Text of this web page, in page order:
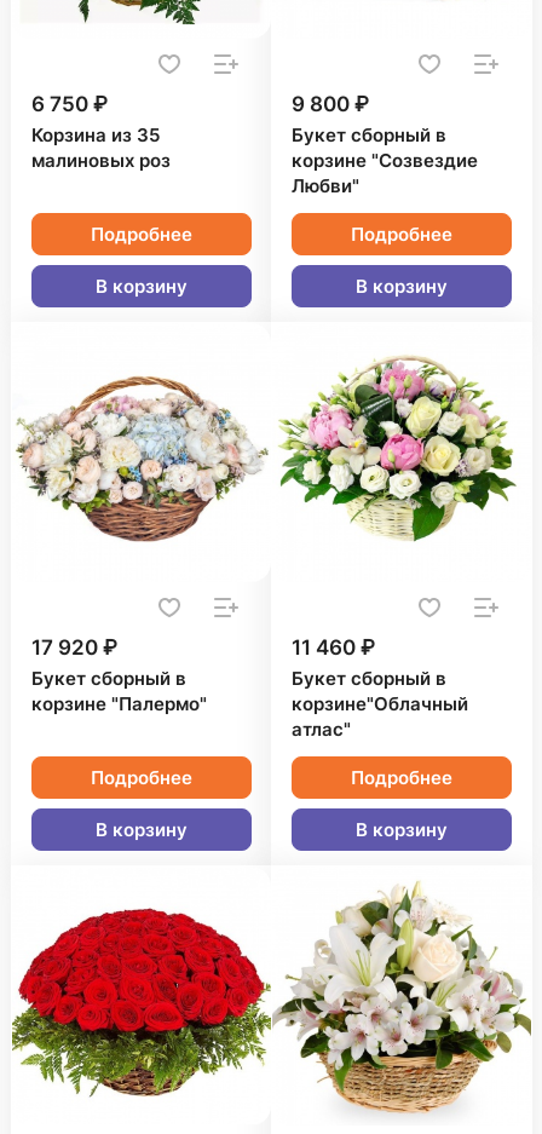
6 750 ₽
Корзина из 35
малиновых роз
Подробнее
В корзину
9 800 ₽
Букет сборный в
корзине "Созвездие
Любви"
Подробнее
В корзину
17 920 ₽
Букет сборный в
корзине "Палермо"
Подробнее
В корзину
11 460 ₽
Букет сборный в
корзине"Облачный
атлас"
Подробнее
В корзину